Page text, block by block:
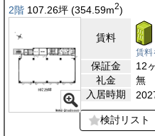
2階 107.26坪 (354.59m2)
賃料
賃料
保証金
12
礼金
無
入居時期
検討リスト